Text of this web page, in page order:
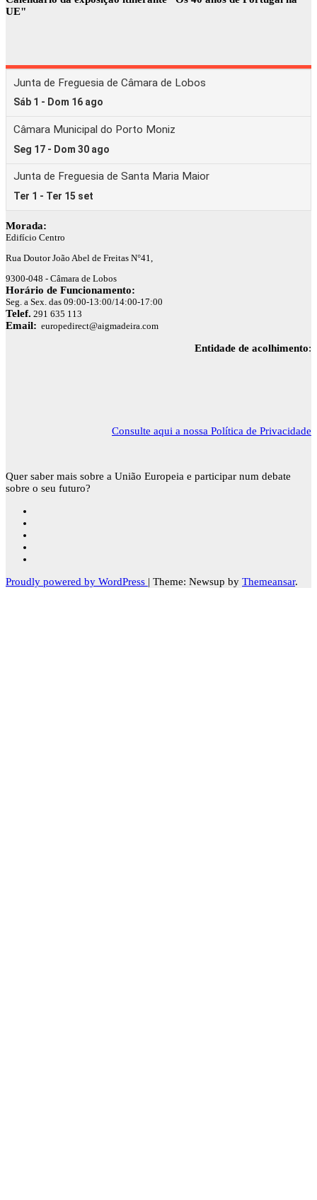
UE"
Morada:
Edifício Centro
Rua Doutor João Abel de Freitas N°41,
9300-048 - Câmara de Lobos
Horário de Funcionamento:
Seg. a Sex. das 09:00-13:00/14:00-17:00
Telef. 291 635 113
Email: europedirect@aigmadeira.com
Entidade de acolhimento:
Consulte aqui a nossa Política de Privacidade
Quer saber mais sobre a União Europeia e participar num debate
sobre o seu futuro?
Proudly powered by WordPress | Theme: Newsup by Themeansar.